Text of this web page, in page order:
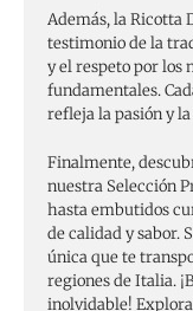
Además, la Ricotta
testimonio de la
y el respeto por los
fundamentales.
refleja la pasión y
Finalmente,
nuestra Selección
hasta embutidos
de calidad y sabor.
única que te
regiones de Italia.
inolvidable!